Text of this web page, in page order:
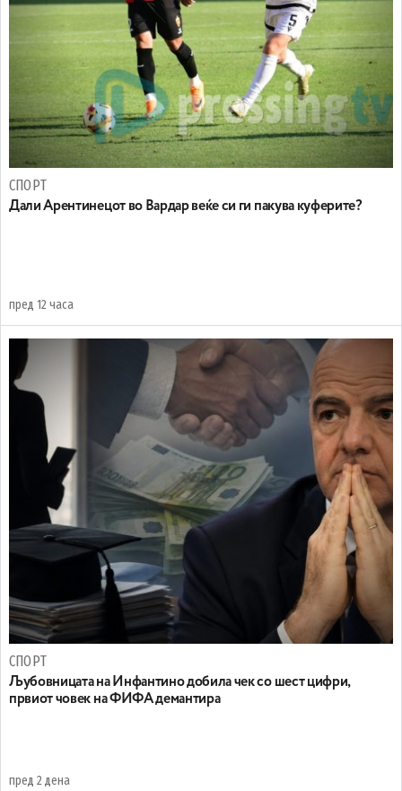
СПОРТ
Дали Арентинецот во Вардар веќе си ги пакува куферите?
пред 12 часа
СПОРТ
Љубовницата на Инфантино добила чек со шест цифри,
првиот човек на ФИФА демантира
пред 2 дена